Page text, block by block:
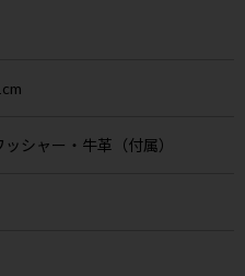
シャー・牛革（付属）